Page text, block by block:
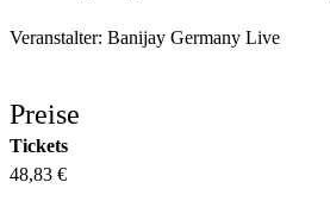
Veranstalter: Banijay Germany Live
Preise
Tickets
48,83 €